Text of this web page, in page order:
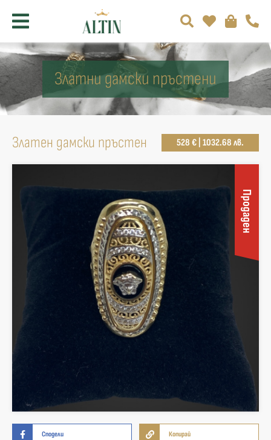
Златни дамски пръстени
Златен дамски пръстен 528 € | 1032.68 лв.
Продаден
Сподели Копирай